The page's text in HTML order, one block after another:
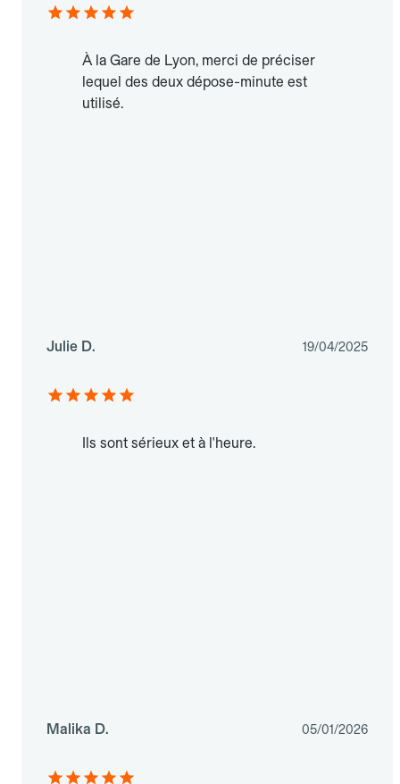
À la Gare de Lyon, merci de préciser
lequel des deux dépose-minute est
utilisé.
Julie D. 19/04/2025
Ils sont sérieux et à l'heure.
Malika D. 05/01/2026